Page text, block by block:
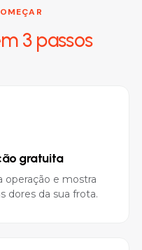
3 passos
gratuita
operação e mostra
dores da sua frota.